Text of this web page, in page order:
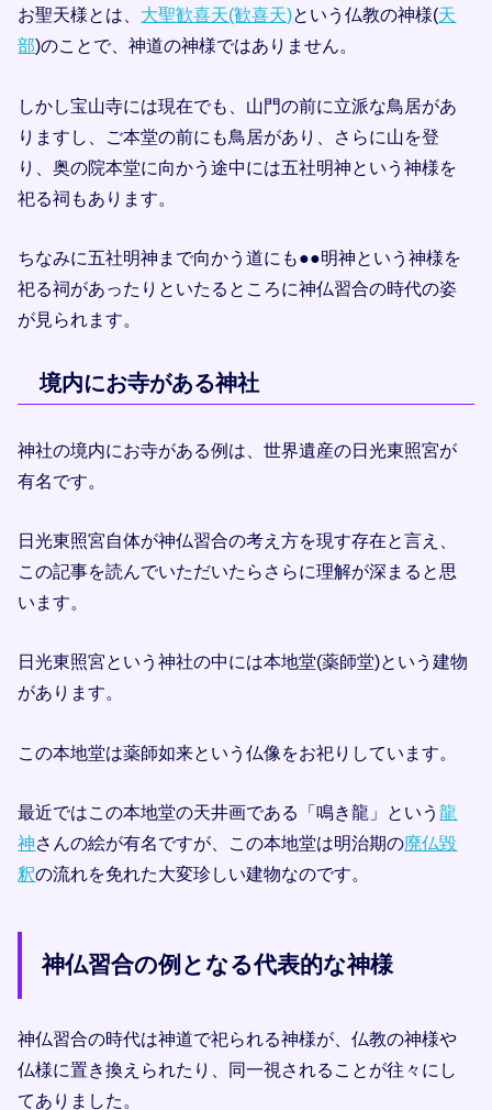
お聖天様とは、 大聖歓喜天(歓喜天)という仏教の神様(天
部)のことで、神道の神様ではありません。
しかし宝山寺には現在でも、山門の前に立派な鳥居があ
りますし、ご本堂の前にも鳥居があり、さらに山を登
り、奥の院本堂に向かう途中には五社明神という神様を
祀る祠もあります。
ちなみに五社明神まで向かう道にも●●明神という神様を
祀る祠があったりといたるところに神仏習合の時代の姿
が見られます。
境内にお寺がある神社
神社の境内にお寺がある例は、世界遺産の日光東照宮が
有名です。
日光東照宮自体が神仏習合の考え方を現す存在と言え、
この記事を読んでいただいたらさらに理解が深まると思
います。
日光東照宮という神社の中には本地堂(薬師堂)という建物
があります。
この本地堂は薬師如来という仏像をお祀りしています。
最近ではこの本地堂の天井画である「鳴き龍」という龍
神さんの絵が有名ですが、この本地堂は明治期の廃仏毀
釈の流れを免れた大変珍しい建物なのです。
神仏習合の例となる代表的な神様
神仏習合の時代は神道で祀られる神様が、仏教の神様や
仏様に置き換えられたり、同一視されることが往々にし
てありました。